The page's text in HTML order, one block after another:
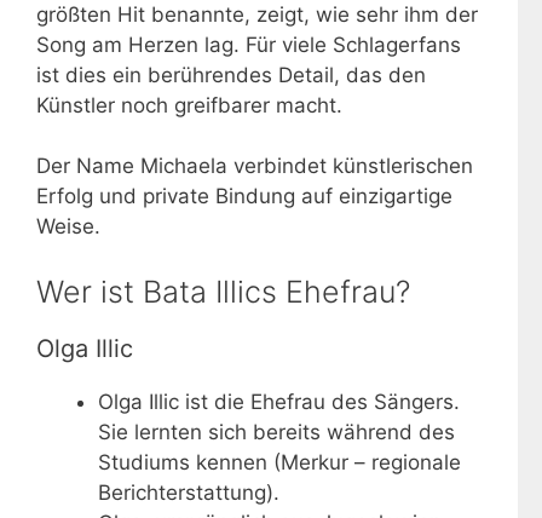
größten Hit benannte, zeigt, wie sehr ihm der
Song am Herzen lag. Für viele Schlagerfans
ist dies ein berührendes Detail, das den
Künstler noch greifbarer macht.
Der Name Michaela verbindet künstlerischen
Erfolg und private Bindung auf einzigartige
Weise.
Wer ist Bata Illics Ehefrau?
Olga Illic
Olga Illic ist die Ehefrau des Sängers.
Sie lernten sich bereits während des
Studiums kennen (Merkur – regionale
Berichterstattung).